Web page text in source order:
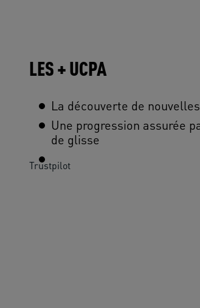
LES + UCPA
La découverte de
Une progression assurée
de glisse
Trustpilot